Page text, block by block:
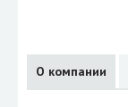
О компании